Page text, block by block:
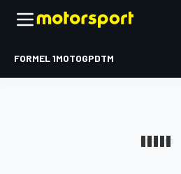
FORMEL 1MOTOGPDTM